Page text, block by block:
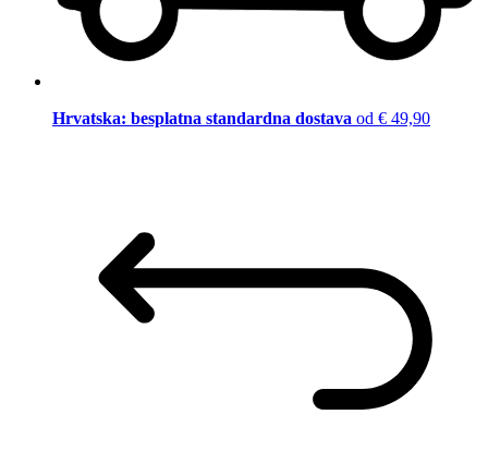
Hrvatska: besplatna standardna dostava od € 49,90